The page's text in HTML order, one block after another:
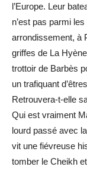
l’Europe. Leur
n’est pas parmi
arrondissement, à
griffes de La
trottoir de Barbès
un trafiquant
Retrouvera-t-elle
Qui est vraiment
lourd passé avec
vit une fiévreuse
tomber le Cheikh